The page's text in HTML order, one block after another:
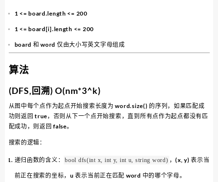
1 <= board.length <= 200
1 <= board[i].length <= 200
board 和 word 仅由大小写英文字母组成
算法
(DFS,回溯) O(nm*3^k)
从图中每个点作为起点开始搜索长度为 word.size() 的序列，如果匹配成
功则返回 true，否则从下一个点开始搜索，直到所有点作为起点都没有匹
配成功，则返回 false。
搜索的逻辑：
递归函数的含义： bool dfs(int x, int y, int u, string word) ，(x, y) 表示当
前正在搜索的坐标，u 表示当前正在匹配 word 中的哪个字母。